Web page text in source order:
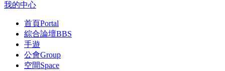
我的中心
首頁Portal
綜合論壇BBS
手遊
公會Group
空間Space